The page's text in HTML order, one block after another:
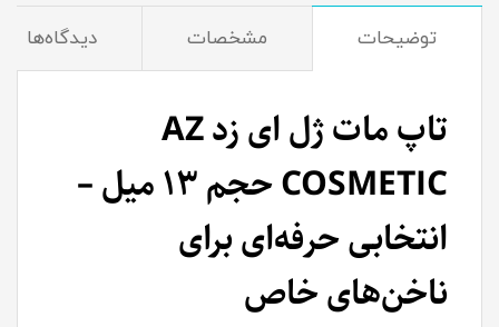
توضیحات مشخصات دیدگاه‌ها
تاپ مات ژل ای زد AZ
COSMETIC حجم ۱۳ میل –
انتخابی حرفه‌ای برای
ناخن‌های خاص